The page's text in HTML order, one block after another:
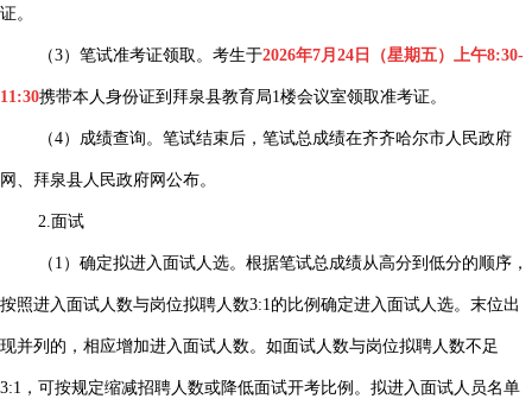
证。
（3）笔试准考证领取。考生于2026年7月24日（星期五）上午8:30-
11:30携带本人身份证到拜泉县教育局1楼会议室领取准考证。
（4）成绩查询。笔试结束后，笔试总成绩在齐齐哈尔市人民政府
网、拜泉县人民政府网公布。
2.面试
（1）确定拟进入面试人选。根据笔试总成绩从高分到低分的顺序，
按照进入面试人数与岗位拟聘人数3:1的比例确定进入面试人选。末位出
现并列的，相应增加进入面试人数。如面试人数与岗位拟聘人数不足
3:1，可按规定缩减招聘人数或降低面试开考比例。拟进入面试人员名单